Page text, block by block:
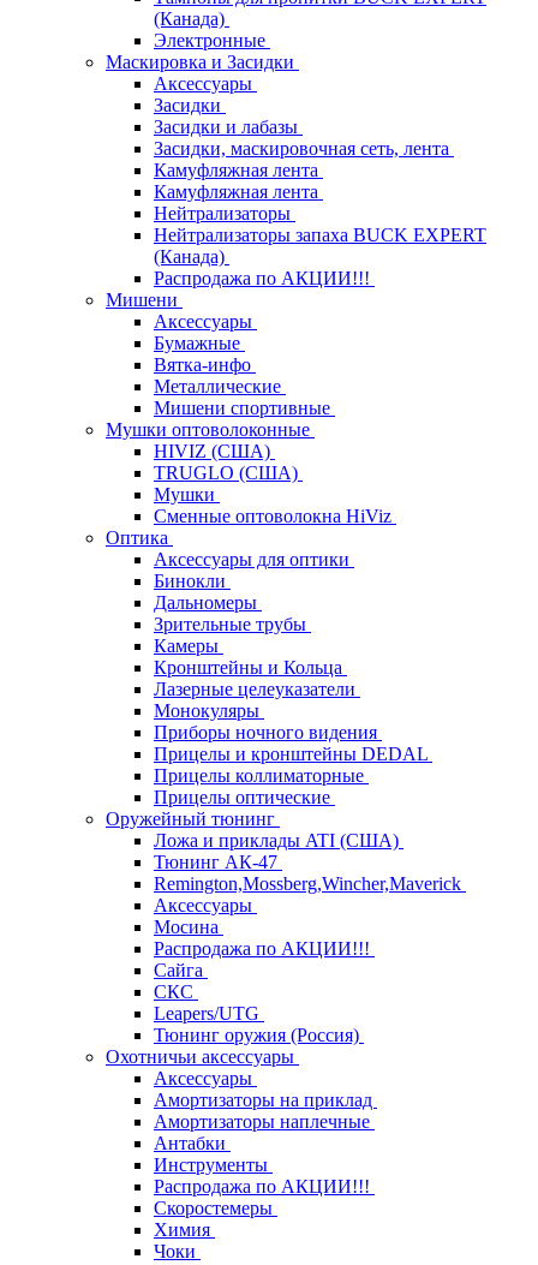
(Канада)
Электронные
Маскировка и Засидки
Аксессуары
Засидки
Засидки и лабазы
Засидки, маскировочная сеть, лента
Камуфляжная лента
Камуфляжная лента
Нейтрализаторы
Нейтрализаторы запаха BUCK EXPERT
(Канада)
Распродажа по АКЦИИ!!!
Мишени
Аксессуары
Бумажные
Вятка-инфо
Металлические
Мишени спортивные
Мушки оптоволоконные
HIVIZ (США)
TRUGLO (США)
Мушки
Сменные оптоволокна HiViz
Оптика
Аксессуары для оптики
Бинокли
Дальномеры
Зрительные трубы
Камеры
Кронштейны и Кольца
Лазерные целеуказатели
Монокуляры
Приборы ночного видения
Прицелы и кронштейны DEDAL
Прицелы коллиматорные
Прицелы оптические
Оружейный тюнинг
Ложа и приклады ATI (США)
Тюнинг АК-47
Remington,Mossberg,Wincher,Maverick
Аксессуары
Мосина
Распродажа по АКЦИИ!!!
Сайга
СКС
Leapers/UTG
Тюнинг оружия (Россия)
Охотничьи аксессуары
Аксессуары
Амортизаторы на приклад
Амортизаторы наплечные
Антабки
Инструменты
Распродажа по АКЦИИ!!!
Скоростемеры
Химия
Чоки